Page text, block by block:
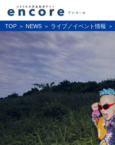
TOP NEWS ライブ／イベント情報